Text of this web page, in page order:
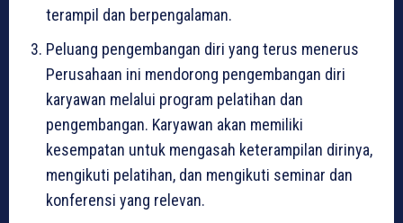
terampil dan berpengalaman.
Peluang pengembangan diri yang terus menerus
Perusahaan ini mendorong pengembangan diri
karyawan melalui program pelatihan dan
pengembangan. Karyawan akan memiliki
kesempatan untuk mengasah keterampilan dirinya,
mengikuti pelatihan, dan mengikuti seminar dan
konferensi yang relevan.